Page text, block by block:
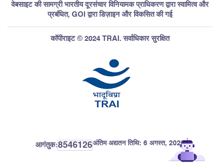
वेबसाइट की सामग्री भारतीय दूरसंचार विनियामक प्राधिकरण द्वारा स्वामित्व और
प्रबंधित, GOI द्वारा डिज़ाइन और विकसित की गई
कॉपीराइट © 2024 TRAI. सर्वाधिकार सुरक्षित
आगंतुक:8546126अंतिम अद्यतन तिथि: 6 अगस्त, 2026